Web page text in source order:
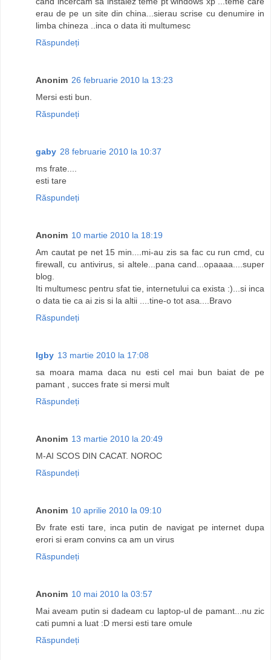
erau de pe un site din china...sierau scrise cu denumire in
limba chineza ..inca o data iti multumesc
Răspundeți
Anonim 26 februarie 2010 la 13:23
Mersi esti bun.
Răspundeți
gaby 28 februarie 2010 la 10:37
ms frate....
esti tare
Răspundeți
Anonim 10 martie 2010 la 18:19
Am cautat pe net 15 min....mi-au zis sa fac cu run cmd, cu
firewall, cu antivirus, si altele...pana cand...opaaaa....super
blog.
Iti multumesc pentru sfat tie, internetului ca exista :)...si inca
o data tie ca ai zis si la altii ....tine-o tot asa....Bravo
Răspundeți
Igby 13 martie 2010 la 17:08
sa moara mama daca nu esti cel mai bun baiat de pe
pamant , succes frate si mersi mult
Răspundeți
Anonim 13 martie 2010 la 20:49
M-AI SCOS DIN CACAT. NOROC
Răspundeți
Anonim 10 aprilie 2010 la 09:10
Bv frate esti tare, inca putin de navigat pe internet dupa
erori si eram convins ca am un virus
Răspundeți
Anonim 10 mai 2010 la 03:57
Mai aveam putin si dadeam cu laptop-ul de pamant...nu zic
cati pumni a luat :D mersi esti tare omule
Răspundeți